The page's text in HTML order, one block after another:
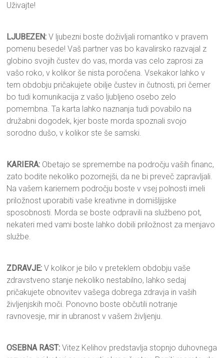
Uživajte!
LJUBEZEN: V ljubezni boste doživljali romantiko v pravem
pomenu besede! Vaš partner vas bo kavalirsko razvajal z
globino svojih čustev do vas, morda vas celo zaprosi za
vašo roko, v kolikor še nista poročena. Vsekakor lahko v
tem obdobju pričakujete obilje čustev in čutnosti, pri čemer
bo tudi komunikacija z vašo ljubljeno osebo zelo
pomembna. Ta karta lahko naznanja tudi povabilo na
družabni dogodek, kjer boste morda spoznali svojo
sorodno dušo, v kolikor ste še samski.
KARIERA: Obetajo se spremembe na področju vaših financ,
zato bodite nekoliko pozornejši, da ne bi preveč zapravljali.
Na vašem kariernem področju boste v vsej polnosti imeli
priložnost uporabiti vaše kreativne in domišljijske
sposobnosti. Morda se boste odpravili na službeno pot,
nekateri med vami boste lahko dobili priložnost za menjavo
službe.
ZDRAVJE: V kolikor je bilo v preteklem obdobju vaše
zdravstveno stanje nekoliko nestabilno, lahko sedaj
pričakujete obnovitev vašega dobrega zdravja in vaših
življenjskih moči. Ponovno boste občutili notranje
ravnovesje, mir in ubranost v vašem življenju.
OSEBNA RAST: Vitez Kelihov predstavlja stopnjo duhovnega